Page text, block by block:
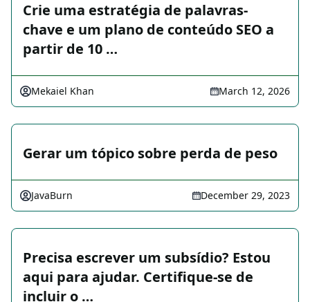
Crie uma estratégia de palavras-
chave e um plano de conteúdo SEO a
partir de 10 …
Mekaiel Khan March 12, 2026
Gerar um tópico sobre perda de peso
JavaBurn December 29, 2023
Precisa escrever um subsídio? Estou
aqui para ajudar. Certifique-se de
incluir o …